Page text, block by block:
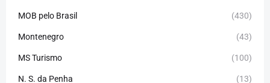
MOB pelo Brasil (430)
Montenegro (43)
MS Turismo (100)
N. S. da Penha (13)